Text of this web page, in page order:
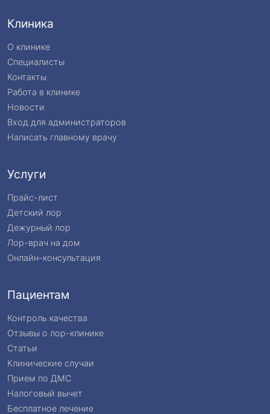
Клиника
О клинике
Специалисты
Контакты
Работа в клинике
Новости
Вход для администраторов
Написать главному врачу
Услуги
Прайс-лист
Детский лор
Дежурный лор
Лор-врач на дом
Онлайн-консультация
Пациентам
Контроль качества
Отзывы о лор-клинике
Статьи
Клинические случаи
Прием по ДМС
Налоговый вычет
Бесплатное лечение